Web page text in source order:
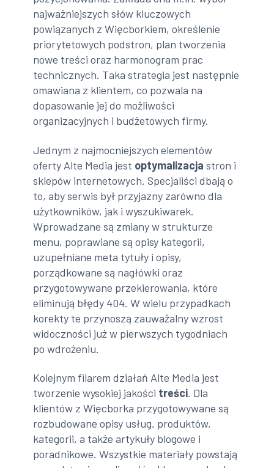
najważniejszych słów kluczowych
powiązanych z Więcborkiem, określenie
priorytetowych podstron, plan tworzenia
nowe treści oraz harmonogram prac
technicznych. Taka strategia jest następnie
omawiana z klientem, co pozwala na
dopasowanie jej do możliwości
organizacyjnych i budżetowych firmy.
Jednym z najmocniejszych elementów
oferty Alte Media jest optymalizacja stron i
sklepów internetowych. Specjaliści dbają o
to, aby serwis był przyjazny zarówno dla
użytkowników, jak i wyszukiwarek.
Wprowadzane są zmiany w strukturze
menu, poprawiane są opisy kategorii,
uzupełniane meta tytuły i opisy,
porządkowane są nagłówki oraz
przygotowywane przekierowania, które
eliminują błędy 404. W wielu przypadkach
korekty te przynoszą zauważalny wzrost
widoczności już w pierwszych tygodniach
po wdrożeniu.
Kolejnym filarem działań Alte Media jest
tworzenie wysokiej jakości treści. Dla
klientów z Więcborka przygotowywane są
rozbudowane opisy usług, produktów,
kategorii, a także artykuły blogowe i
poradnikowe. Wszystkie materiały powstają